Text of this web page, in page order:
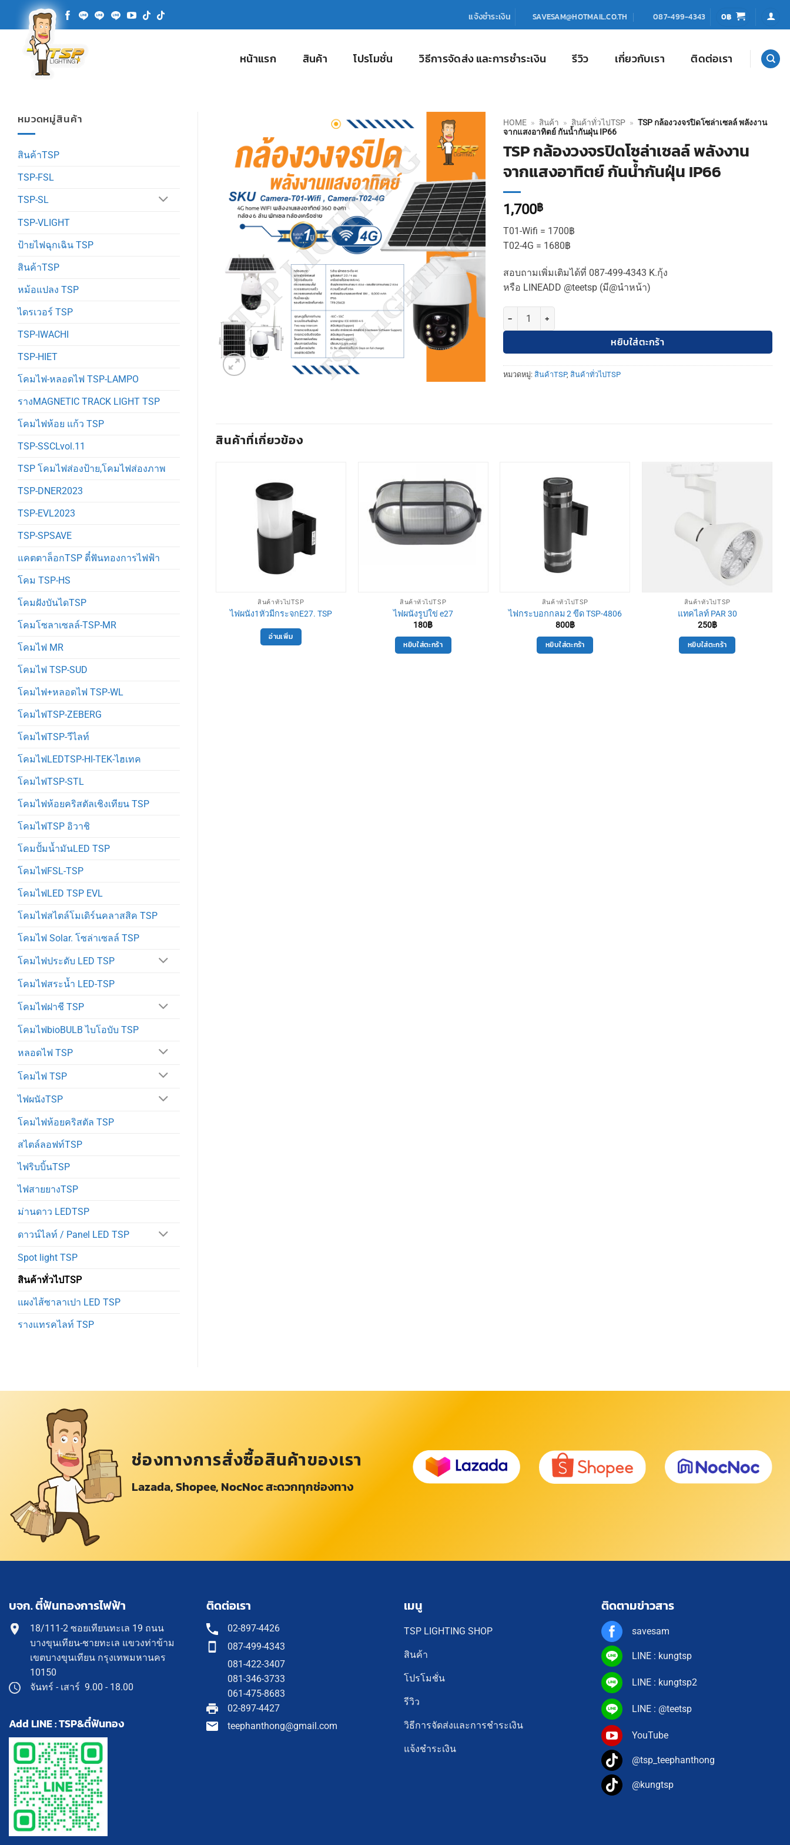
แจ้งชำระเงิน SAVESAM@HOTMAIL.CO.TH 087-499-4343 0฿
หน้าแรก สินค้า โปรโมชั่น วิธีการจัดส่ง และการชำระเงิน รีวิว เกี่ยวกับเรา ติดต่อเรา
หมวดหมู่สินค้า
สินค้าTSP
TSP-FSL
TSP-SL
TSP-VLIGHT
ป้ายไฟฉุกเฉิน TSP
สินค้าTSP
หม้อแปลง TSP
ไดรเวอร์ TSP
TSP-IWACHI
TSP-HIET
โคมไฟ-หลอดไฟ TSP-LAMPO
รางMAGNETIC TRACK LIGHT TSP
โคมไฟห้อย แก้ว TSP
TSP-SSCLvol.11
TSP โคมไฟส่องป้าย,โคมไฟส่องภาพ
TSP-DNER2023
TSP-EVL2023
TSP-SPSAVE
แคตตาล็อกTSP ตี๋ฟันทองการไฟฟ้า
โคม TSP-HS
โคมฝังบันไดTSP
โคมโซลาเซลล์-TSP-MR
โคมไฟ MR
โคมไฟ TSP-SUD
โคมไฟ+หลอดไฟ TSP-WL
โคมไฟTSP-ZEBERG
โคมไฟTSP-วีไลท์
โคมไฟLEDTSP-HI-TEK-ไฮเทค
โคมไฟTSP-STL
โคมไฟห้อยคริสตัลเชิงเทียน TSP
โคมไฟTSP อิวาชิ
โคมปั้มน้ำมันLED TSP
โคมไฟFSL-TSP
โคมไฟLED TSP EVL
โคมไฟสไตล์โมเดิร์นคลาสสิค TSP
โคมไฟ Solar. โซล่าเซลล์ TSP
โคมไฟประดับ LED TSP
โคมไฟสระน้ำ LED-TSP
โคมไฟฝาชี TSP
โคมไฟbioBULB ไบโอบับ TSP
หลอดไฟ TSP
โคมไฟ TSP
ไฟผนังTSP
โคมไฟห้อยคริสตัล TSP
สไตล์ลอฟท์TSP
ไฟริบบิ้นTSP
ไฟสายยางTSP
ม่านดาว LEDTSP
ดาวน์ไลท์ / Panel LED TSP
Spot light TSP
สินค้าทั่วไปTSP
แผงไส้ซาลาเปา LED TSP
รางแทรคไลท์ TSP
HOME » สินค้า » สินค้าทั่วไปTSP » TSP กล้องวงจรปิดโซล่าเซลล์ พลังงาน
จากแสงอาทิตย์ กันน้ำกันฝุ่น IP66
TSP กล้องวงจรปิดโซล่าเซลล์ พลังงาน
จากแสงอาทิตย์ กันน้ำกันฝุ่น IP66
1,700฿
T01-Wifi = 1700฿
T02-4G = 1680฿
สอบถามเพิ่มเติมได้ที่ 087-499-4343 K.กุ้ง
หรือ LINEADD @teetsp (มี@นำหน้า)
จำนวน TSP กล้องวงจรปิดโซล่าเซลล์ พลังงานจากแสงอาทิตย์ กันน้ำกันฝุ่น IP66
หยิบใส่ตะกร้า
หมวดหมู่: สินค้าTSP, สินค้าทั่วไปTSP
สินค้าที่เกี่ยวข้อง
สินค้าทั่วไปTSP
ไฟผนัง1หัวมีกระจกE27. TSP
อ่านเพิ่ม
สินค้าทั่วไปTSP
ไฟผนังรูปใข่ e27
180฿
หยิบใส่ตะกร้า
สินค้าทั่วไปTSP
ไฟกระบอกกลม 2 ขีด TSP-4806
800฿
หยิบใส่ตะกร้า
สินค้าทั่วไปTSP
แทคไลท์ PAR 30
250฿
หยิบใส่ตะกร้า
ปTSP
ช่องทางการสั่งซื้อสินค้าของเรา
Lazada, Shopee, NocNoc สะดวกทุกช่องทาง
บจก. ตี๋ฟันทองการไฟฟ้า
18/111-2 ซอยเทียนทะเล 19 ถนน
บางขุนเทียน-ชายทะเล แขวงท่าข้าม
เขตบางขุนเทียน กรุงเทพมหานคร
10150
จันทร์ - เสาร์ 9.00 - 18.00
Add LINE : TSP&ตี๋ฟันทอง
ติดต่อเรา
02-897-4426
087-499-4343
081-422-3407
081-346-3733
061-475-8683
02-897-4427
teephanthong@gmail.com
เมนู
TSP LIGHTING SHOP
สินค้า
โปรโมชั่น
รีวิว
วิธีการจัดส่งและการชำระเงิน
แจ้งชำระเงิน
ติดตามข่าวสาร
savesam
LINE : kungtsp
LINE : kungtsp2
LINE : @teetsp
YouTube
@tsp_teephanthong
@kungtsp